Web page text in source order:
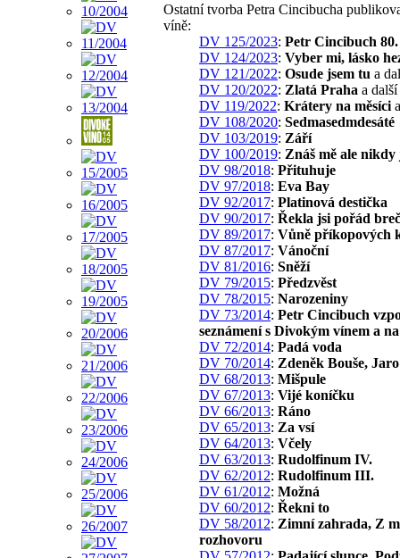
Ostatní tvorba Petra Cincibucha
víně:
DV 125/2023: Petr Cincibuch 80.
DV 124/2023: Vyber mi, lásko
DV 121/2022: Osude jsem tu a
DV 120/2022: Zlatá Praha a další
DV 119/2022: Krátery na měsíci
DV 108/2020: Sedmasedmdesáté
DV 103/2019: Září
DV 100/2019: Znáš mě ale nikdy
DV 98/2018: Přituhuje
DV 97/2018: Eva Bay
DV 92/2017: Platinová destička
DV 90/2017: Řekla jsi pořád
DV 89/2017: Vůně příkopových
DV 87/2017: Vánoční
DV 81/2016: Sněží
DV 79/2015: Předzvěst
DV 78/2015: Narozeniny
DV 73/2014: Petr Cincibuch
seznámení s Divokým vínem a
DV 72/2014: Padá voda
DV 70/2014: Zdeněk Bouše,
DV 68/2013: Mišpule
DV 67/2013: Vijé koníčku
DV 66/2013: Ráno
DV 65/2013: Za vsí
DV 64/2013: Včely
DV 63/2013: Rudolfinum IV.
DV 62/2012: Rudolfinum III.
DV 61/2012: Možná
DV 60/2012: Řekni to
DV 58/2012: Zimní zahrada, Z
rozhovoru